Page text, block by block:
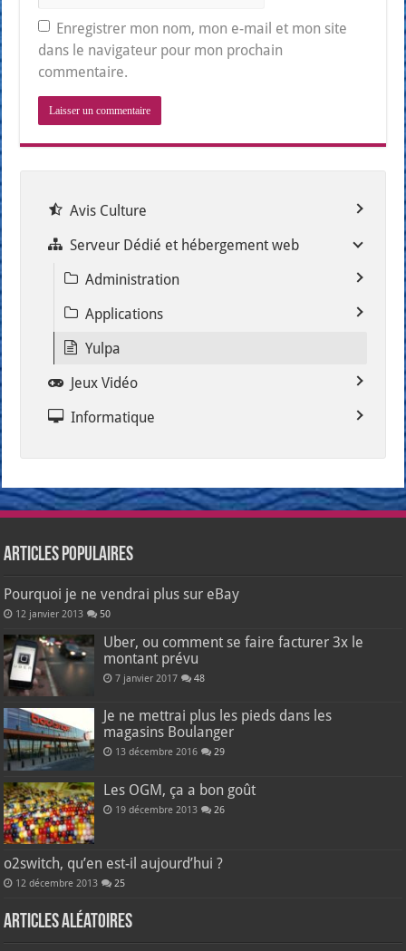
Enregistrer mon nom, mon e-mail et mon site
dans le navigateur pour mon prochain
commentaire.
Avis Culture
Serveur Dédié et hébergement web
Administration
Applications
Yulpa
Jeux Vidéo
Informatique
Articles populaires
Pourquoi je ne vendrai plus sur eBay
12 janvier 2013 50
Uber, ou comment se faire facturer 3x le
montant prévu
7 janvier 2017 48
Je ne mettrai plus les pieds dans les
magasins Boulanger
13 décembre 2016 29
Les OGM, ça a bon goût
19 décembre 2013 26
o2switch, qu’en est-il aujourd’hui ?
12 décembre 2013 25
Articles aléatoires